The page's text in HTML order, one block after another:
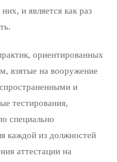
и является как раз
ориентированных
взятые на вооружение
и
тестирования,
специально
каждой из должностей
аттестации на